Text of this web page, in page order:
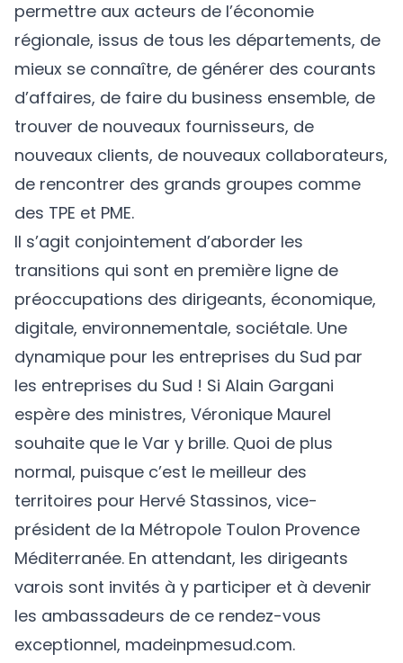
permettre aux acteurs de l’économie
régionale, issus de tous les départements, de
mieux se connaître, de générer des courants
d’affaires, de faire du business ensemble, de
trouver de nouveaux fournisseurs, de
nouveaux clients, de nouveaux collaborateurs,
de rencontrer des grands groupes comme
des TPE et PME.
Il s’agit conjointement d’aborder les
transitions qui sont en première ligne de
préoccupations des dirigeants, économique,
digitale, environnementale, sociétale. Une
dynamique pour les entreprises du Sud par
les entreprises du Sud ! Si Alain Gargani
espère des ministres, Véronique Maurel
souhaite que le Var y brille. Quoi de plus
normal, puisque c’est le meilleur des
territoires pour Hervé Stassinos, vice-
président de la Métropole Toulon Provence
Méditerranée. En attendant, les dirigeants
varois sont invités à y participer et à devenir
les ambassadeurs de ce rendez-vous
exceptionnel, madeinpmesud.com.